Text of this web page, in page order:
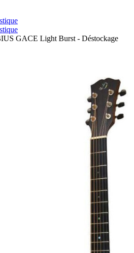
GACE Light Burst - Déstockage